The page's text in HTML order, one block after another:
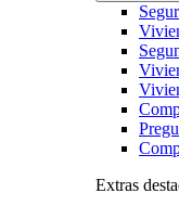
Extras